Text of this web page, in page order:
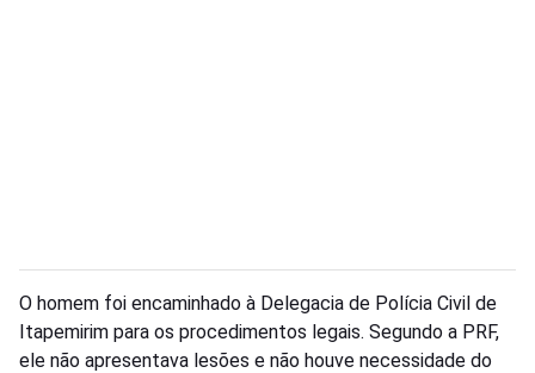
O homem foi encaminhado à Delegacia de Polícia Civil de
Itapemirim para os procedimentos legais. Segundo a PRF,
ele não apresentava lesões e não houve necessidade do